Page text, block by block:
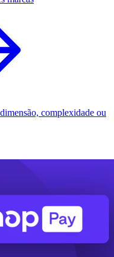
complexidade ou